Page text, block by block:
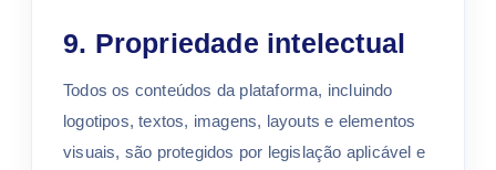
9. Propriedade intelectual
Todos os conteúdos da plataforma, incluindo
logotipos, textos, imagens, layouts e elementos
visuais, são protegidos por legislação aplicável e